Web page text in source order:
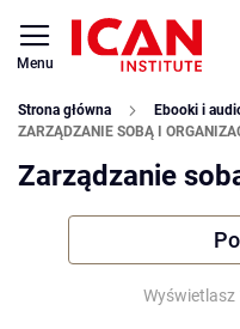
Menu
Strona główna
Ebooki i
ZARZĄDZANIE SOBĄ I
Zarządzanie
Wyświetlasz